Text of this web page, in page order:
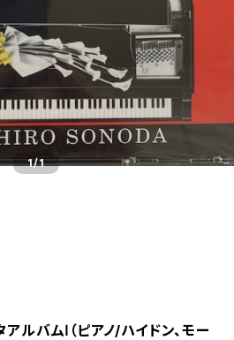
1/1
バムⅠ（ピアノ/ハイドン、モー